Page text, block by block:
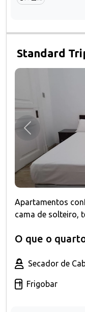
Standard
Anterior
Apartamentos
cama de solteiro,
O que o
Secador de
Frigobar